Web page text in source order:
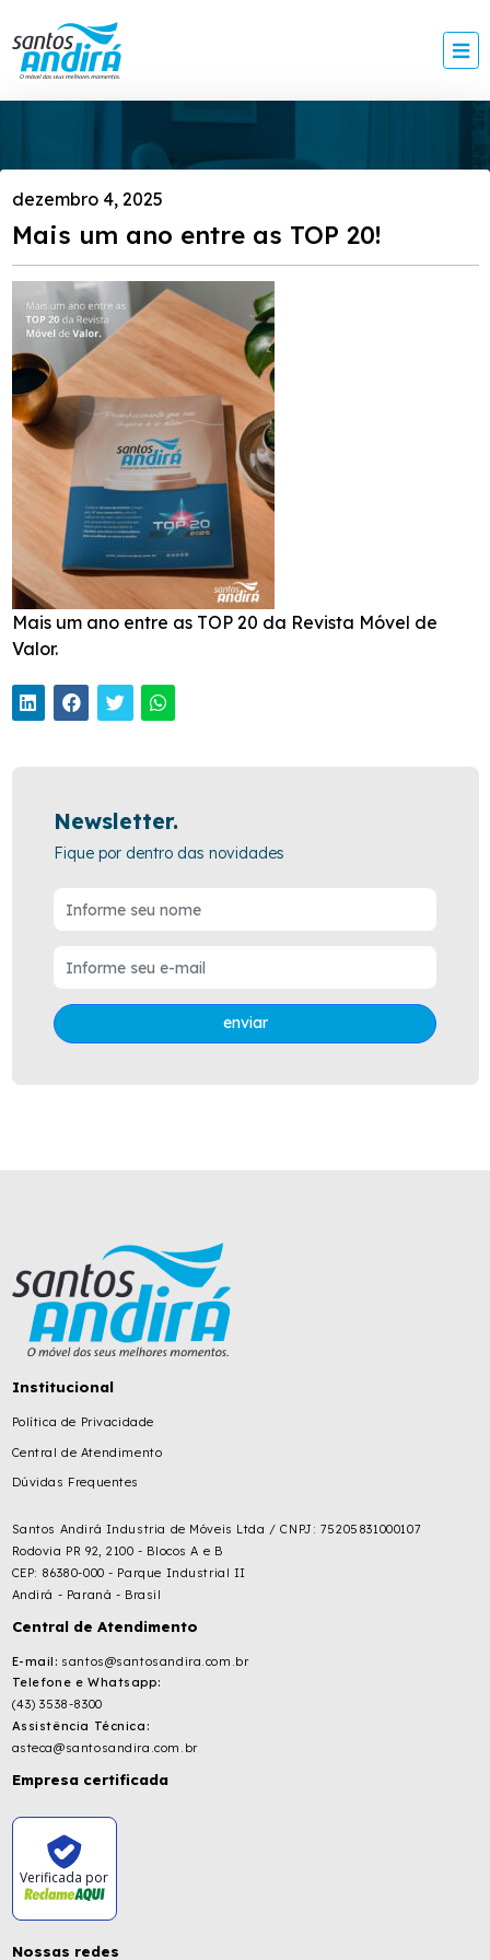
dezembro 4, 2025
Mais um ano entre as TOP 20!
Mais um ano entre as TOP 20 da Revista Móvel de
Valor.
Newsletter.
Fique por dentro das novidades
enviar
Institucional
Política de Privacidade
Central de Atendimento
Dúvidas Frequentes
Santos Andirá Industria de Móveis Ltda / CNPJ: 75205831000107
Rodovia PR 92, 2100 - Blocos A e B
CEP: 86380-000 - Parque Industrial II
Andirá - Paraná - Brasil
Central de Atendimento
E-mail: santos@santosandira.com.br
Telefone e Whatsapp:
(43) 3538-8300
Assistência Técnica:
asteca@santosandira.com.br
Empresa certificada
Verificada por
Nossas redes